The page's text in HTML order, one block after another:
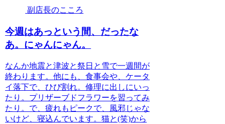
副店長のこころ
今週はあっという間、だったな
あ。にゃんにゃん。
なんか地震と津波と祭日と雪で一週間が
終わります。他にも、食事会や、ケータ
イ落下で、ひび割れ。修理に出しにいっ
たり。プリザーブドフラワーを習ってみ
たり。で、疲れもピークで、風邪じゃな
いけど、寝込んでいます。猫と(笑)から